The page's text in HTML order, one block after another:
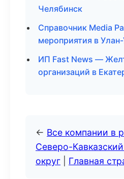
Челябинск
Справочник Media
мероприятия в
ИП Fast News —
организаций в
← Все компании в
Северо-
округ
Главная